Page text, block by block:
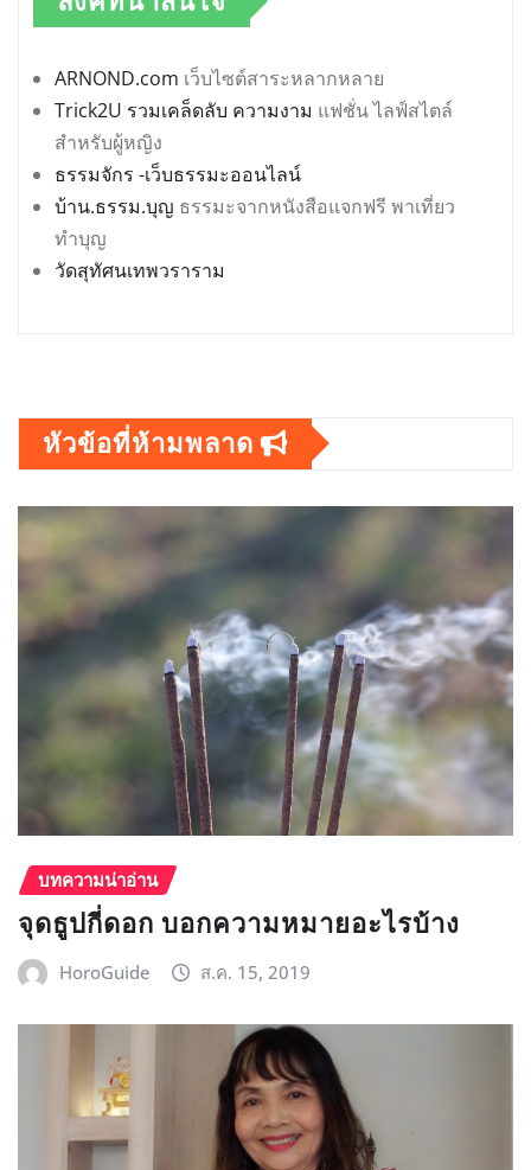
ARNOND.com เว็บไซต์สาระหลากหลาย
Trick2U รวมเคล็ดลับ ความงาม แฟชั่น ไลฟ์สไตล์
สำหรับผู้หญิง
ธรรมจักร -เว็บธรรมะออนไลน์
บ้าน.ธรรม.บุญ ธรรมะจากหนังสือแจกฟรี พาเที่ยว
ทำบุญ
วัดสุทัศนเทพวราราม
หัวข้อที่ห้ามพลาด
บทความน่าอ่าน
จุดธูปกี่ดอก บอกความหมายอะไรบ้าง
HoroGuide ส.ค. 15, 2019